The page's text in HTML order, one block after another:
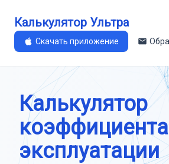
Калькулятор Ультра
Скачать приложение
Калькулятор
коэффициента
эксплуатации